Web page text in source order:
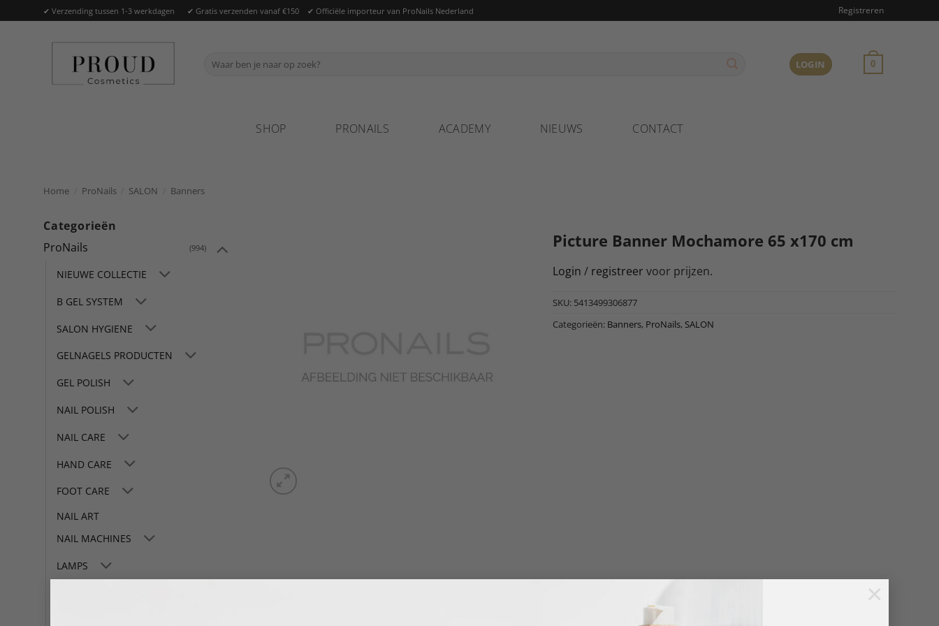
×
naar
✔ Verzending tussen 1-3 werkdagen ✔ Gratis verzenden vanaf €150 ✔ Officiële importeur van ProNails Nederland Registreren
Zoeken
LOGIN 0
SHOP PRONAILS ACADEMY NIEUWS CONTACT
Home ProNails SALON Banners
Categorieën
ProNails
(994)
NIEUWE COLLECTIE
B GEL SYSTEM
SALON HYGIENE
GELNAGELS PRODUCTEN
GEL POLISH
NAIL POLISH
NAIL CARE
HAND CARE
FOOT CARE
NAIL ART
NAIL MACHINES
LAMPS
Picture Banner Mochamore 65 x170 cm
Login / registreer voor prijzen.
SKU: 5413499306877
Categorieën: Banners, ProNails, SALON